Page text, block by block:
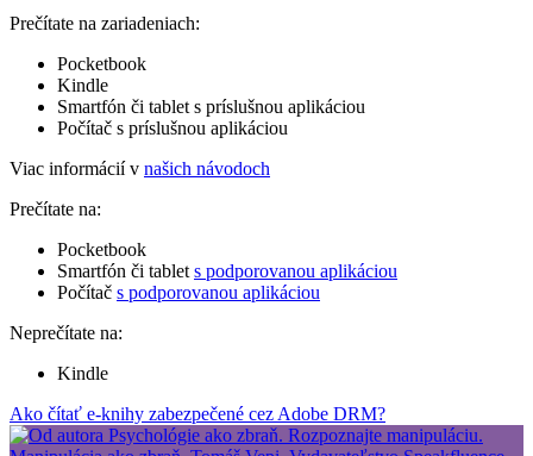
Prečítate na zariadeniach:
Pocketbook
Kindle
Smartfón či tablet s príslušnou aplikáciou
Počítač s príslušnou aplikáciou
Viac informácií v našich návodoch
Prečítate na:
Pocketbook
Smartfón či tablet s podporovanou aplikáciou
Počítač s podporovanou aplikáciou
Neprečítate na:
Kindle
Ako čítať e-knihy zabezpečené cez Adobe DRM?